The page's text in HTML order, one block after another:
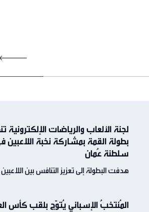
لجنة الألعاب والرياضات الإلكترونية
بطولة القمة بمشاركة نخبة اللاعبين
سلطنة عُمان
هدفت البطولة إلى تعزيز التنافس بين اللاعبين
المُنتخبُ الإسباني يُتوّج بلقب كأس